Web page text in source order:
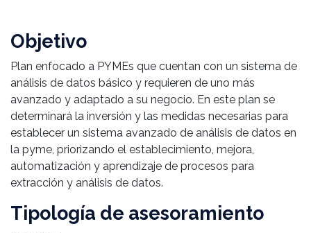
Objetivo
Plan enfocado a PYMEs que cuentan con un sistema de
análisis de datos básico y requieren de uno más
avanzado y adaptado a su negocio. En este plan se
determinará la inversión y las medidas necesarias para
establecer un sistema avanzado de análisis de datos en
la pyme, priorizando el establecimiento, mejora,
automatización y aprendizaje de procesos para
extracción y análisis de datos.
Tipología de asesoramiento